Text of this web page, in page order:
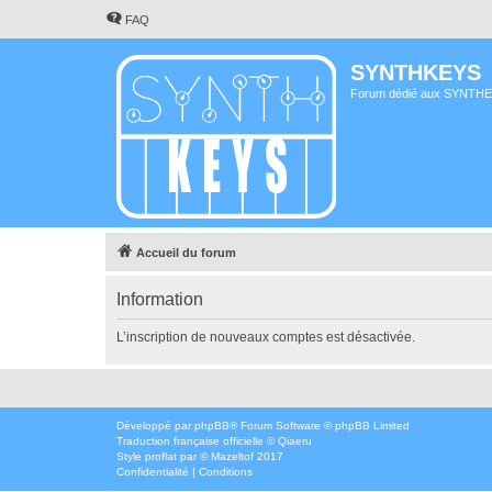
FAQ
SYNTHKEYS
Forum dédié aux
Accueil du forum
Information
L’inscription de nouveaux comptes est désactivée.
Développé par phpBB® Forum Software © phpBB Limited
Traduction française officielle ©Qiaeru
Style proflat par ©Mazeltof 2017
Confidentialité | Conditions